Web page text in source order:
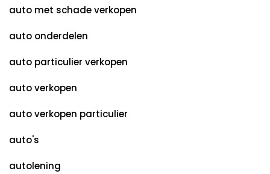
auto met schade verkopen
auto onderdelen
auto particulier verkopen
auto verkopen
auto verkopen particulier
auto's
autolening